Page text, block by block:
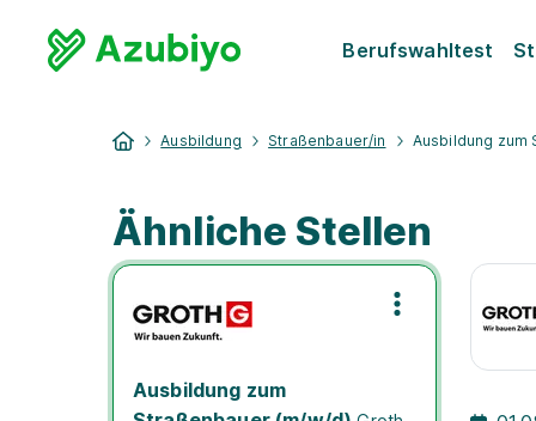
Berufswahltest
Ausbildung Straßenbauer/in Ausbildung zum
Ähnliche Stellen
Ausbildung zum